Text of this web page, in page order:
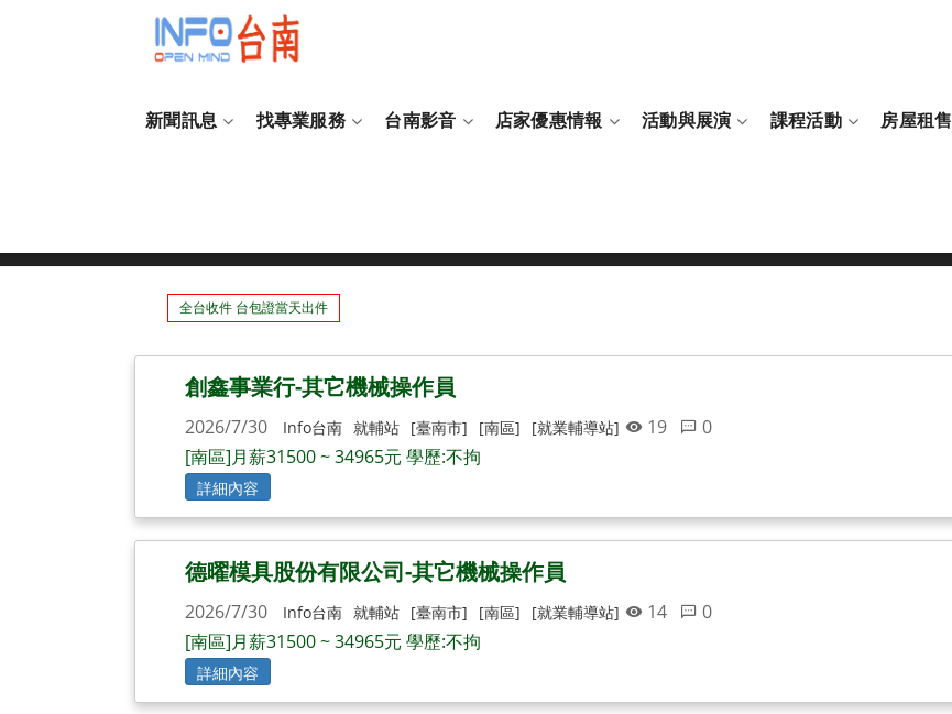
新聞訊息 找專業服務 台南影音 店家優惠情報 活動與展演 課程活動 房屋租售
全台收件 台包證當天出件
創鑫事業行-其它機械操作員
2026/7/30 Info台南 就輔站 [臺南市] [南區] [就業輔導站] 19
0
[南區]月薪31500 ~ 34965元 學歷:不拘
詳細內容
德曜模具股份有限公司-其它機械操作員
2026/7/30 Info台南 就輔站 [臺南市] [南區] [就業輔導站] 14
0
[南區]月薪31500 ~ 34965元 學歷:不拘
詳細內容